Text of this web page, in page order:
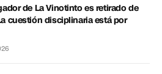
de La Vinotinto es retirado de
cuestión disciplinaria está por